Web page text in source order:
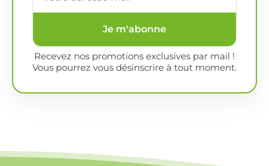
Je m'abonne
Recevez nos promotions exclusives par mail !
Vous pourrez vous désinscrire à tout moment.